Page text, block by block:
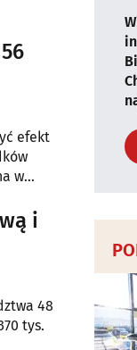
efekt
w
i
48
tys.